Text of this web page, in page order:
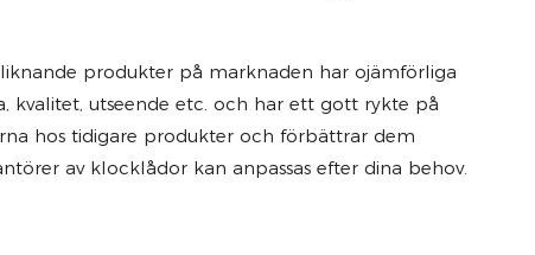
produkter på marknaden har ojämförliga
kvalitet, utseende etc. och har ett gott rykte på
hos tidigare produkter och förbättrar dem
av klocklådor kan anpassas efter dina behov.